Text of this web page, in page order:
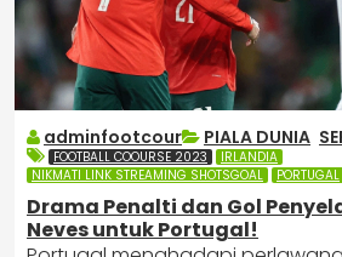
adminfootcour PIALA DUNIA
FOOTBALL COOURSE 2023
IRLANDIA
NIKMATI LINK STREAMING SHOTSGOAL
PORTUGAL
Drama Penalti dan Gol
Neves untuk Portugal!